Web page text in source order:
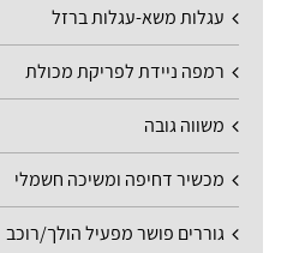
עגלות משא-עגלות ברזל
רמפה ניידת לפריקת מכולת
משווה גובה
מכשיר דחיפה ומשיכה חשמלי
גוררים פושר מפעיל הולך/רוכב